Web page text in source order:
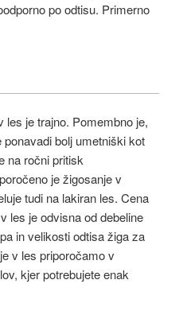
po odtisu. Primerno
les je trajno. Pomembno je,
bolj umetniški kot
na ročni pritisk
je žigosanje v
tudi na lakiran les. Cena
les je odvisna od debeline
in velikosti odtisa žiga za
v les priporočamo v
kjer potrebujete enak